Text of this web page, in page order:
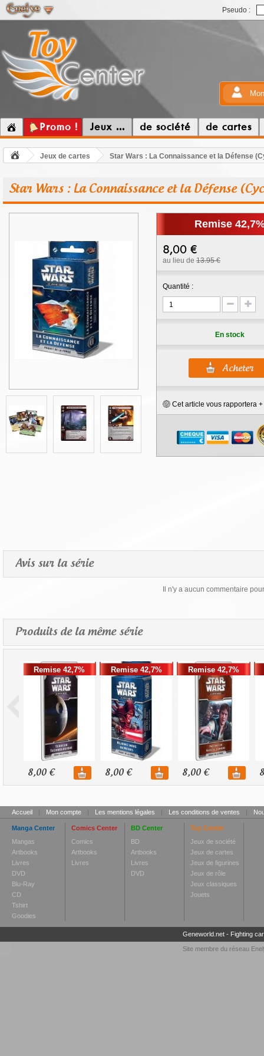
Pseudo :
Promo ! Jeux ... de société de cartes
Jeux de cartes Star Wars : La Connaissance et la Défense
Star Wars : La Connaissance et la Défense
Remise
8,00 €
au lieu de 13.95 €
Quantité :
En stock
Cet article vous rapportera +
Avis sur la série
Il n'y a aucun commentaire
Produits de la même série
Remise 42,7%
8,00 €
Remise 42,7%
8,00 €
Remise 42,7%
8,00 €
Accueil | Mon compte | Les mentions légales | Les conditions de ventes |
Manga Center
Mangas
Artbooks
Livres
DVD
Blu-Ray
CD
Tshirt
Goodies
Comics Center
Comics
Artbooks
Livres
BD Center
BD
Artbooks
Livres
DVD
Toy Center
Jeux de société
Jeux de cartes
Jeux de figurines
Jeux de rôle
Jeux classiques
Jouets
Geneworld.net- Fighting
Site membre du réseau